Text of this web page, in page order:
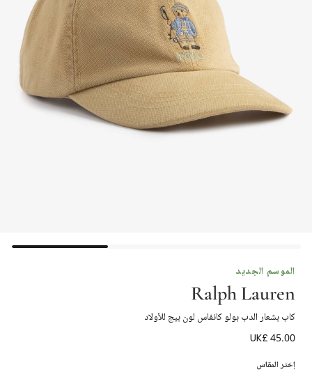
الموسم الجديد
Ralph Lauren
كاب بشعار الدب بولو كانفاس لون بيج للأولاد
UK£ 45.00
إختر المقاس